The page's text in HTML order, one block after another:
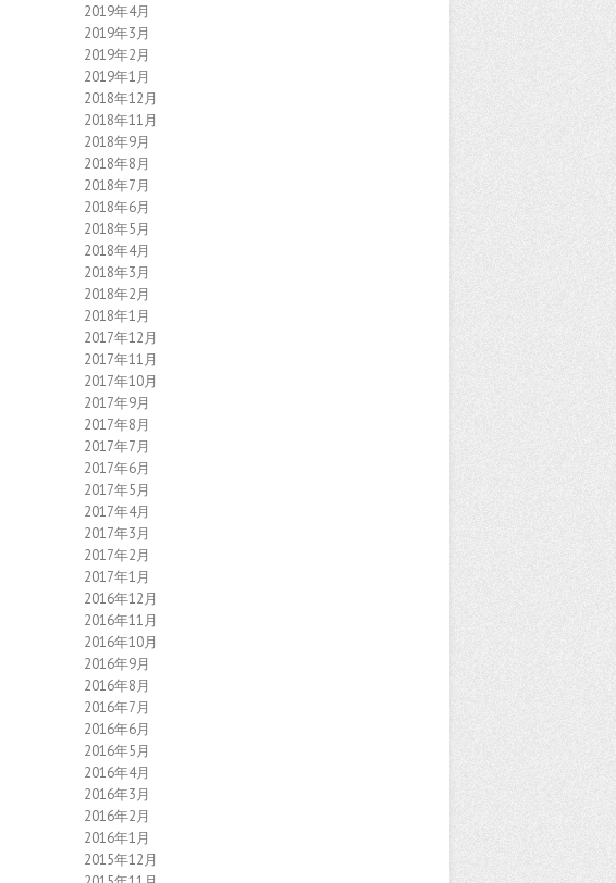
2019年4月
2019年3月
2019年2月
2019年1月
2018年12月
2018年11月
2018年9月
2018年8月
2018年7月
2018年6月
2018年5月
2018年4月
2018年3月
2018年2月
2018年1月
2017年12月
2017年11月
2017年10月
2017年9月
2017年8月
2017年7月
2017年6月
2017年5月
2017年4月
2017年3月
2017年2月
2017年1月
2016年12月
2016年11月
2016年10月
2016年9月
2016年8月
2016年7月
2016年6月
2016年5月
2016年4月
2016年3月
2016年2月
2016年1月
2015年12月